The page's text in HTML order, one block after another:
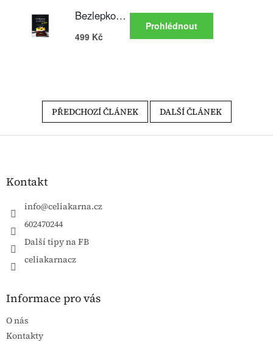
PŘEDCHOZÍ ČLÁNEK DALŠÍ ČLÁNEK
Zápatí
Kontakt
info@celiakarna.cz
602470244
Další tipy na FB
celiakarnacz
Informace pro vás
O nás
Kontakty